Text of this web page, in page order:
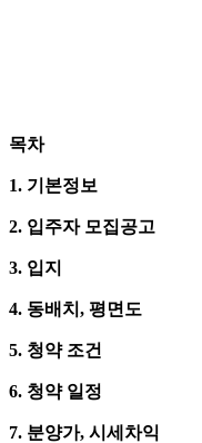
목차
1. 기본정보
2. 입주자 모집공고
3. 입지
4. 동배치, 평면도
5. 청약 조건
6. 청약 일정
7. 분양가, 시세차익